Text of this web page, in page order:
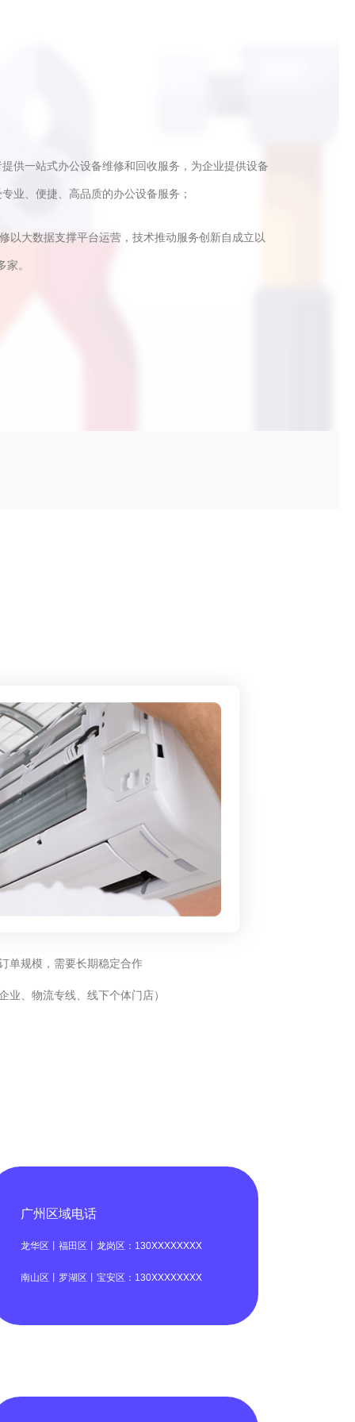
供一站式办公设备维修和回收服务，为企业提供设备
业、便捷、高品质的办公设备服务；
以大数据支撑平台运营，技术推动服务创新自成立以
。
单规模，需要长期稳定合作
业、物流专线、线下个体门店）
广州区域电话
龙华区丨福田区丨龙岗区：130XXXXXXXX
南山区丨罗湖区丨宝安区：130XXXXXXXX